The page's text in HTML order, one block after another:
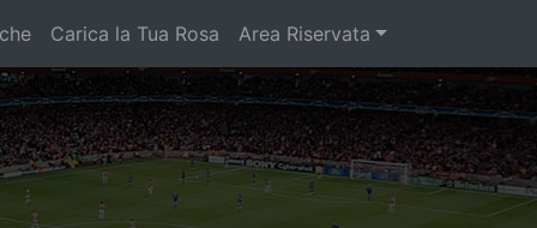
Carica la Tua Rosa Area Riservata